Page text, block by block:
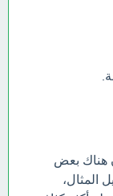
هناك بعض
المثال،